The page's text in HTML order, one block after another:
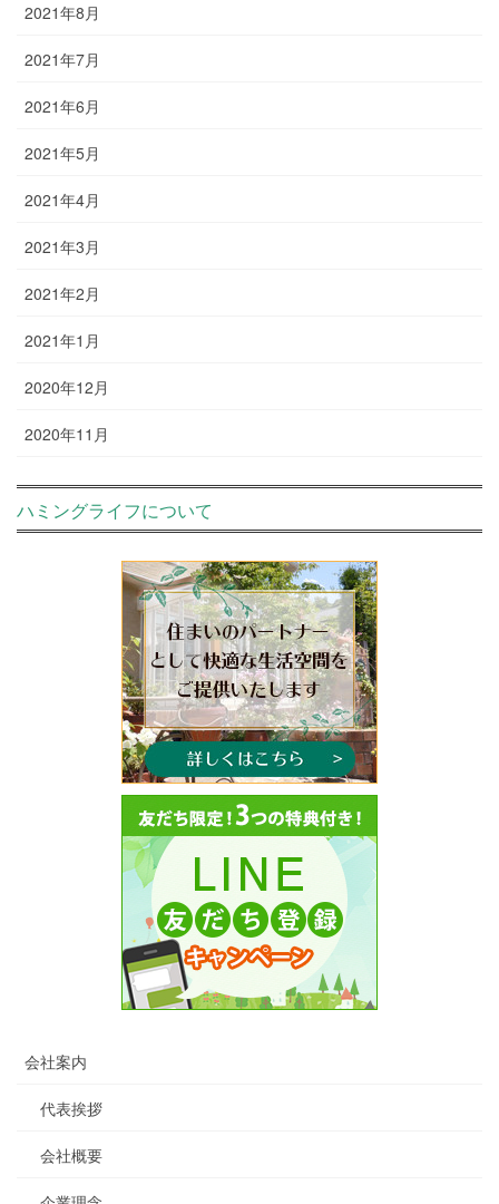
2021年8月
2021年7月
2021年6月
2021年5月
2021年4月
2021年3月
2021年2月
2021年1月
2020年12月
2020年11月
ハミングライフについて
会社案内
代表挨拶
会社概要